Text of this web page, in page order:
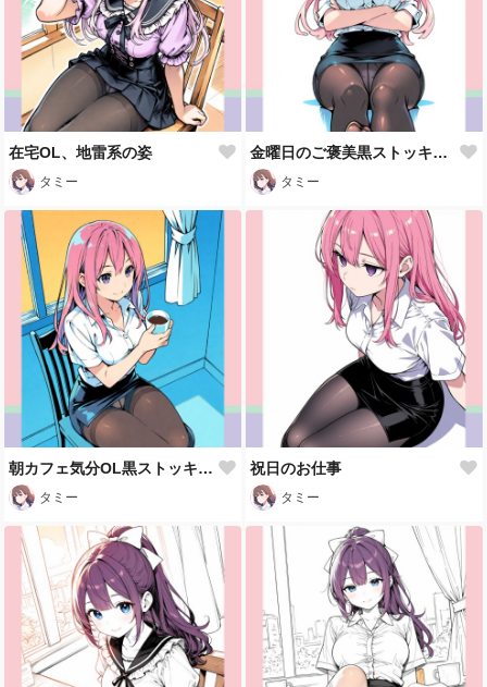
在宅OL、地雷系の姿
タミー
金曜日のご褒美黒ストッキング🖤
タミー
朝カフェ気分OL黒ストッキング
タミー
祝日のお仕事
タミー